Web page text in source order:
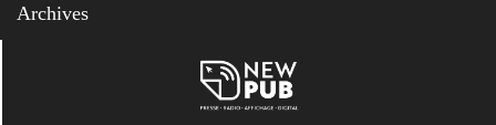
Archives